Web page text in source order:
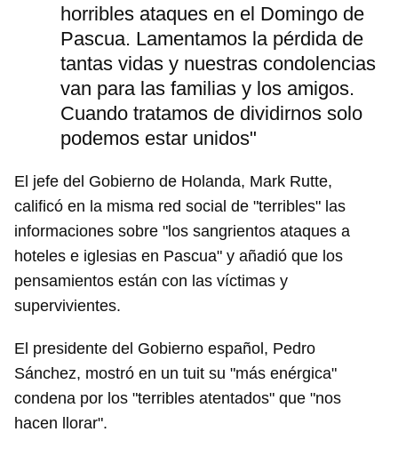
horribles ataques en el Domingo de
Pascua. Lamentamos la pérdida de
tantas vidas y nuestras condolencias
van para las familias y los amigos.
Cuando tratamos de dividirnos solo
podemos estar unidos"
El jefe del Gobierno de Holanda, Mark Rutte,
calificó en la misma red social de "terribles" las
informaciones sobre "los sangrientos ataques a
hoteles e iglesias en Pascua" y añadió que los
pensamientos están con las víctimas y
supervivientes.
El presidente del Gobierno español, Pedro
Sánchez, mostró en un tuit su "más enérgica"
condena por los "terribles atentados" que "nos
hacen llorar".